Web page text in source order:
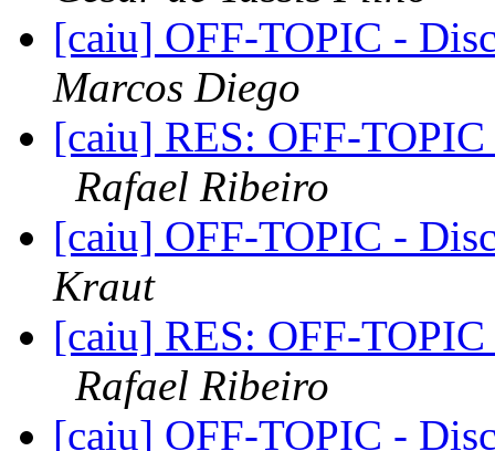
[caiu] OFF-TOPIC -
Marcos Diego
[caiu] RES: OFF-TOPIC
Rafael Ribeiro
[caiu] OFF-TOPIC -
Kraut
[caiu] RES: OFF-TOPIC
Rafael Ribeiro
[caiu] OFF-TOPIC -